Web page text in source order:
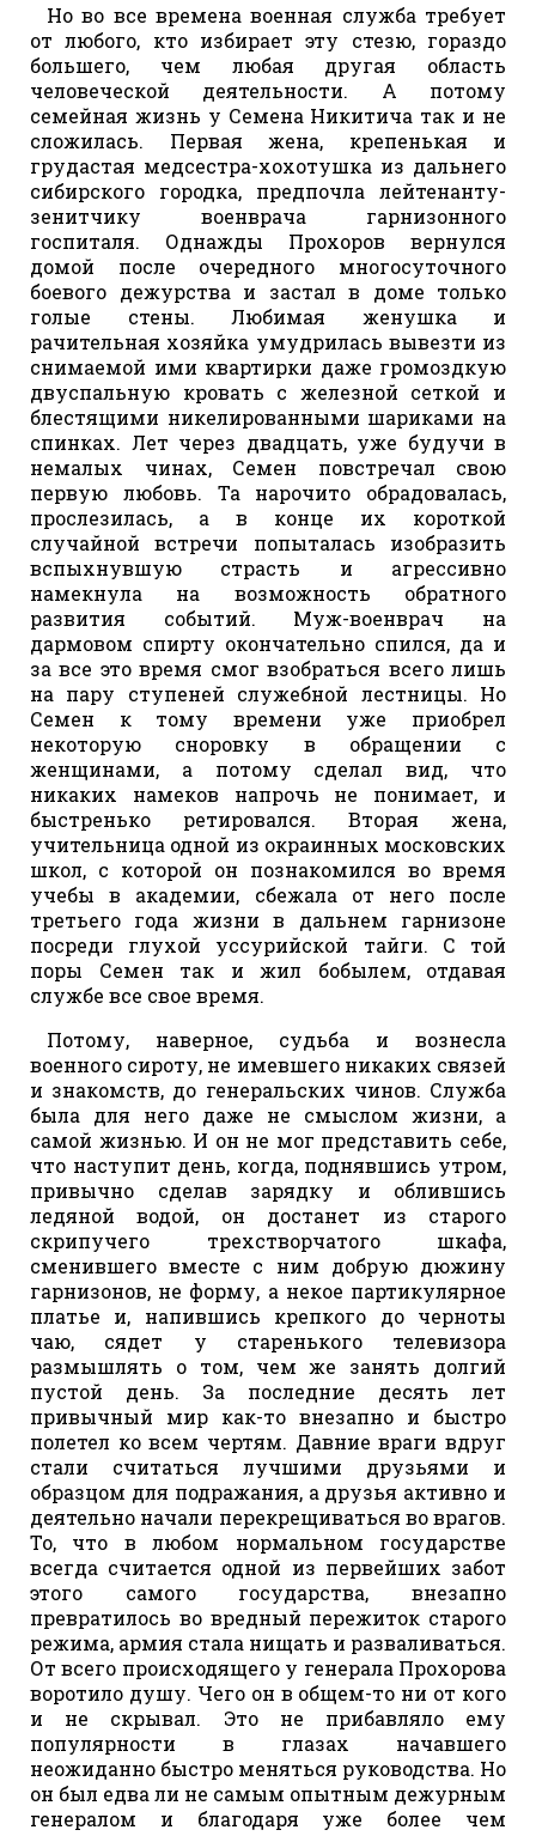
Но во все времена военная служба требует
от любого, кто избирает эту стезю, гораздо
большего, чем любая другая область
человеческой деятельности. А потому
семейная жизнь у Семена Никитича так и не
сложилась. Первая жена, крепенькая и
грудастая медсестра-хохотушка из дальнего
сибирского городка, предпочла лейтенанту-
зенитчику военврача гарнизонного
госпиталя. Однажды Прохоров вернулся
домой после очередного многосуточного
боевого дежурства и застал в доме только
голые стены. Любимая женушка и
рачительная хозяйка умудрилась вывезти из
снимаемой ими квартирки даже громоздкую
двуспальную кровать с железной сеткой и
блестящими никелированными шариками на
спинках. Лет через двадцать, уже будучи в
немалых чинах, Семен повстречал свою
первую любовь. Та нарочито обрадовалась,
прослезилась, а в конце их короткой
случайной встречи попыталась изобразить
вспыхнувшую страсть и агрессивно
намекнула на возможность обратного
развития событий. Муж-военврач на
дармовом спирту окончательно спился, да и
за все это время смог взобраться всего лишь
на пару ступеней служебной лестницы. Но
Семен к тому времени уже приобрел
некоторую сноровку в обращении с
женщинами, а потому сделал вид, что
никаких намеков напрочь не понимает, и
быстренько ретировался. Вторая жена,
учительница одной из окраинных московских
школ, с которой он познакомился во время
учебы в академии, сбежала от него после
третьего года жизни в дальнем гарнизоне
посреди глухой уссурийской тайги. С той
поры Семен так и жил бобылем, отдавая
службе все свое время.
Потому, наверное, судьба и вознесла
военного сироту, не имевшего никаких связей
и знакомств, до генеральских чинов. Служба
была для него даже не смыслом жизни, а
самой жизнью. И он не мог представить себе,
что наступит день, когда, поднявшись утром,
привычно сделав зарядку и облившись
ледяной водой, он достанет из старого
скрипучего трехстворчатого шкафа,
сменившего вместе с ним добрую дюжину
гарнизонов, не форму, а некое партикулярное
платье и, напившись крепкого до черноты
чаю, сядет у старенького телевизора
размышлять о том, чем же занять долгий
пустой день. За последние десять лет
привычный мир как-то внезапно и быстро
полетел ко всем чертям. Давние враги вдруг
стали считаться лучшими друзьями и
образцом для подражания, а друзья активно и
деятельно начали перекрещиваться во врагов.
То, что в любом нормальном государстве
всегда считается одной из первейших забот
этого самого государства, внезапно
превратилось во вредный пережиток старого
режима, армия стала нищать и разваливаться.
От всего происходящего у генерала Прохорова
воротило душу. Чего он в общем-то ни от кого
и не скрывал. Это не прибавляло ему
популярности в глазах начавшего
неожиданно быстро меняться руководства. Но
он был едва ли не самым опытным дежурным
генералом и благодаря уже более чем